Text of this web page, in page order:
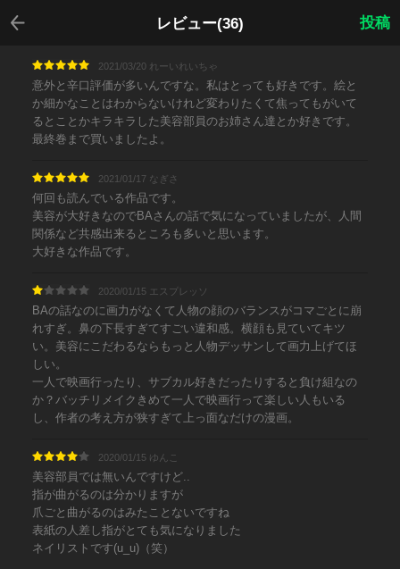
レビュー(36)
戻る
投稿
2021/03/20 れーいれいちゃ
意外と辛口評価が多いんですな。私はとっても好きです。絵と
か細かなことはわからないけれど変わりたくて焦ってもがいて
るとことかキラキラした美容部員のお姉さん達とか好きです。
最終巻まで買いましたよ。
2021/01/17 なぎさ
何回も読んでいる作品です。
美容が大好きなのでBAさんの話で気になっていましたが、人間
関係など共感出来るところも多いと思います。
大好きな作品です。
2020/01/15 エスプレッソ
BAの話なのに画力がなくて人物の顔のバランスがコマごとに崩
れすぎ。鼻の下長すぎてすごい違和感。横顔も見ていてキツ
い。美容にこだわるならもっと人物デッサンして画力上げてほ
しい。
一人で映画行ったり、サブカル好きだったりすると負け組なの
か？バッチリメイクきめて一人で映画行って楽しい人もいる
し、作者の考え方が狭すぎて上っ面なだけの漫画。
2020/01/15 ゆんこ
美容部員では無いんですけど..
指が曲がるのは分かりますが
爪ごと曲がるのはみたことないですね
表紙の人差し指がとても気になりました
ネイリストです(u_u)（笑）